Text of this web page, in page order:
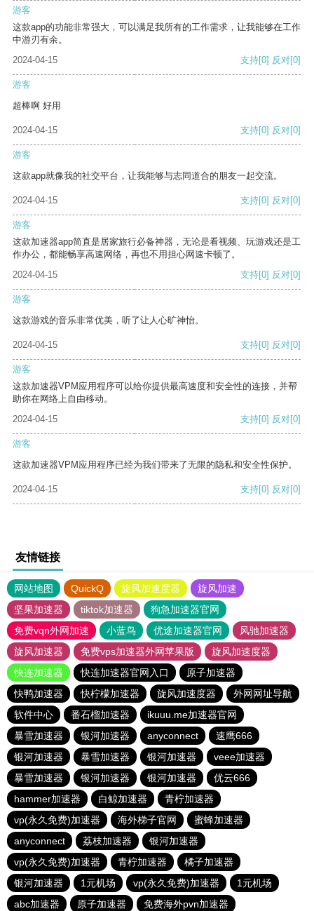
游客
这款app的功能非常强大，可以满足我所有的工作需求，让我能够在工作
中游刃有余。
2024-04-15
支持[0] 反对[0]
游客
超棒啊 好用
2024-04-15 支持[0] 反对[0]
游客
这款app就像我的社交平台，让我能够与志同道合的朋友一起交流。
2024-04-15 支持[0] 反对[0]
游客
这款加速器app简直是居家旅行必备神器，无论是看视频、玩游戏还是工
作办公，都能畅享高速网络，再也不用担心网速卡顿了。
2024-04-15
支持[0] 反对[0]
游客
这款游戏的音乐非常优美，听了让人心旷神怡。
2024-04-15 支持[0] 反对[0]
游客
这款加速器VPM应用程序可以给你提供最高速度和安全性的连接，并帮
助你在网络上自由移动。
2024-04-15
支持[0] 反对[0]
游客
这款加速器VPM应用程序已经为我们带来了无限的隐私和安全性保护。
2024-04-15 支持[0] 反对[0]
友情链接
网站地图 QuickQ 旋风加速度器
旋风加速
坚果加速器
tiktok加速器
狗急加速器官网
免费vqn外网加速
小蓝鸟 优途加速器官网
风驰加速器
旋风加速器
免费vps加速器外网苹果版
旋风加速度器
快连加速器
快连加速器官网入口
原子加速器
快鸭加速器
快柠檬加速器 旋风加速度器
外网网址导航
软件中心
番石榴加速器
ikuuu.me加速器官网
暴雪加速器
银河加速器 anyconnect
速鹰666
银河加速器
暴雪加速器 银河加速器
veee加速器
暴雪加速器
银河加速器 银河加速器
优云666
hammer加速器
白鲸加速器
青柠加速器
vp(永久免费)加速器
海外梯子官网
蜜蜂加速器
anyconnect
荔枝加速器
银河加速器
vp(永久免费)加速器
青柠加速器
橘子加速器
银河加速器
1元机场 vp(永久免费)加速器
1元机场
abc加速器
原子加速器 免费海外pvn加速器